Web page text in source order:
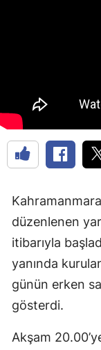
düzenlenen
itibarıyla
yanında
günün erken
gösterdi.
Akşam